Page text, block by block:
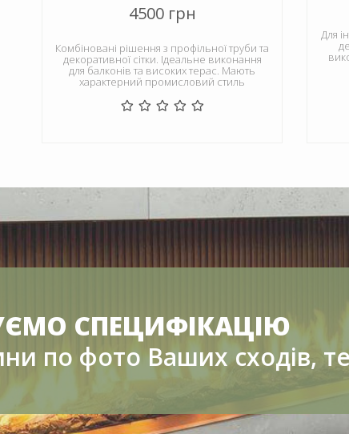
4500 грн
Комбіновані рішення з профільної труби та
декоративної сітки. Ідеальне виконання
для балконів та високих терас. Мають
характерний промисловий стиль
Для
СПЕЦИФІКАЦІЮ
по фото Ваших сходів,